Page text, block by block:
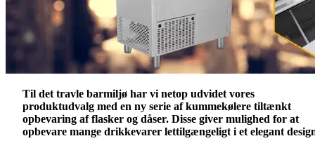
Til det travle barmiljø har vi netop udvidet vores
produktudvalg med en ny serie af kummekølere tiltænkt
opbevaring af flasker og dåser. Disse giver mulighed for at
opbevare mange drikkevarer lettilgængeligt i et elegant